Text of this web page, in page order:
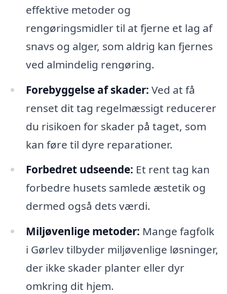
effektive metoder og
rengøringsmidler til at fjerne et lag af
snavs og alger, som aldrig kan fjernes
ved almindelig rengøring.
Forebyggelse af skader: Ved at få
renset dit tag regelmæssigt reducerer
du risikoen for skader på taget, som
kan føre til dyre reparationer.
Forbedret udseende: Et rent tag kan
forbedre husets samlede æstetik og
dermed også dets værdi.
Miljøvenlige metoder: Mange fagfolk
i Gørlev tilbyder miljøvenlige løsninger,
der ikke skader planter eller dyr
omkring dit hjem.